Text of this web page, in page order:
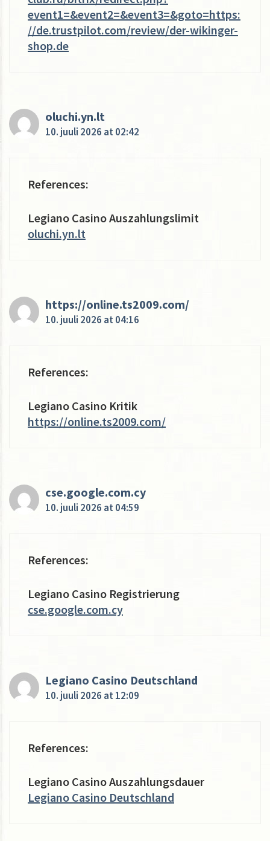
event1=&event2=&event3=&goto=https:
//de.trustpilot.com/review/der-wikinger-
shop.de
oluchi.yn.lt
10. juuli 2026 at 02:42
References:
Legiano Casino Auszahlungslimit
oluchi.yn.lt
https://online.ts2009.com/
10. juuli 2026 at 04:16
References:
Legiano Casino Kritik
https://online.ts2009.com/
cse.google.com.cy
10. juuli 2026 at 04:59
References:
Legiano Casino Registrierung
cse.google.com.cy
Legiano Casino Deutschland
10. juuli 2026 at 12:09
References:
Legiano Casino Auszahlungsdauer
Legiano Casino Deutschland